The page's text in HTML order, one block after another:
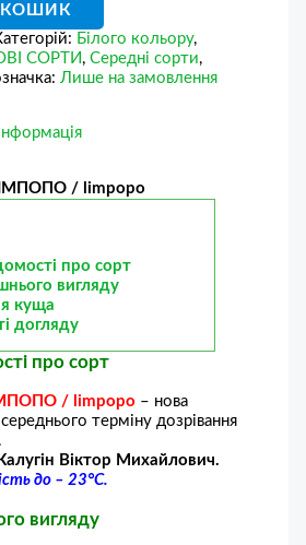
КОШИК
Білого кольору,
СОРТИ ,Середні сорти,
Лише на замовлення
/ limpopo
про сорт
вигляду
куща
догляду
про сорт
/ limpopo – нова
терміну дозрівання
Калугін Віктор Михайлович.
до – 23°С.
вигляду